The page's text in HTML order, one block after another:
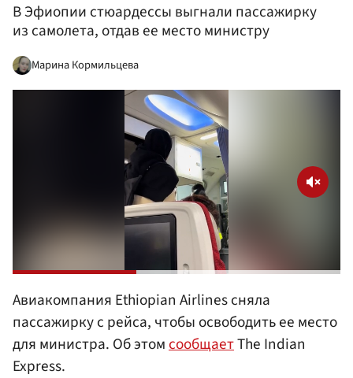
В Эфиопии стюардессы выгнали пассажирку
из самолета, отдав ее место министру
Марина Кормильцева
Авиакомпания Ethiopian Airlines сняла
пассажирку с рейса, чтобы освободить ее место
для министра. Об этомсообщаетThe Indian
Express.